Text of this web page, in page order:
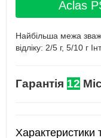
Aclas
Найбільша межа
відліку: 2/5 г, 5/10 г
Гарантія 12
Характеристики